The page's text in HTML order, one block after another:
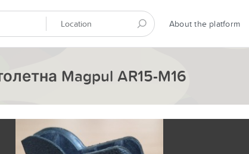
About the platform
Magpul AR15-M16